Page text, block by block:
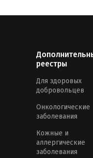
реестры
Для здоровых
добровольцев
Онкологические
заболевания
Кожные и
аллергические
заболевания